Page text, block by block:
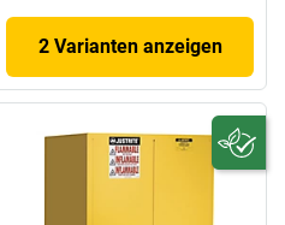
2 Varianten anzeigen